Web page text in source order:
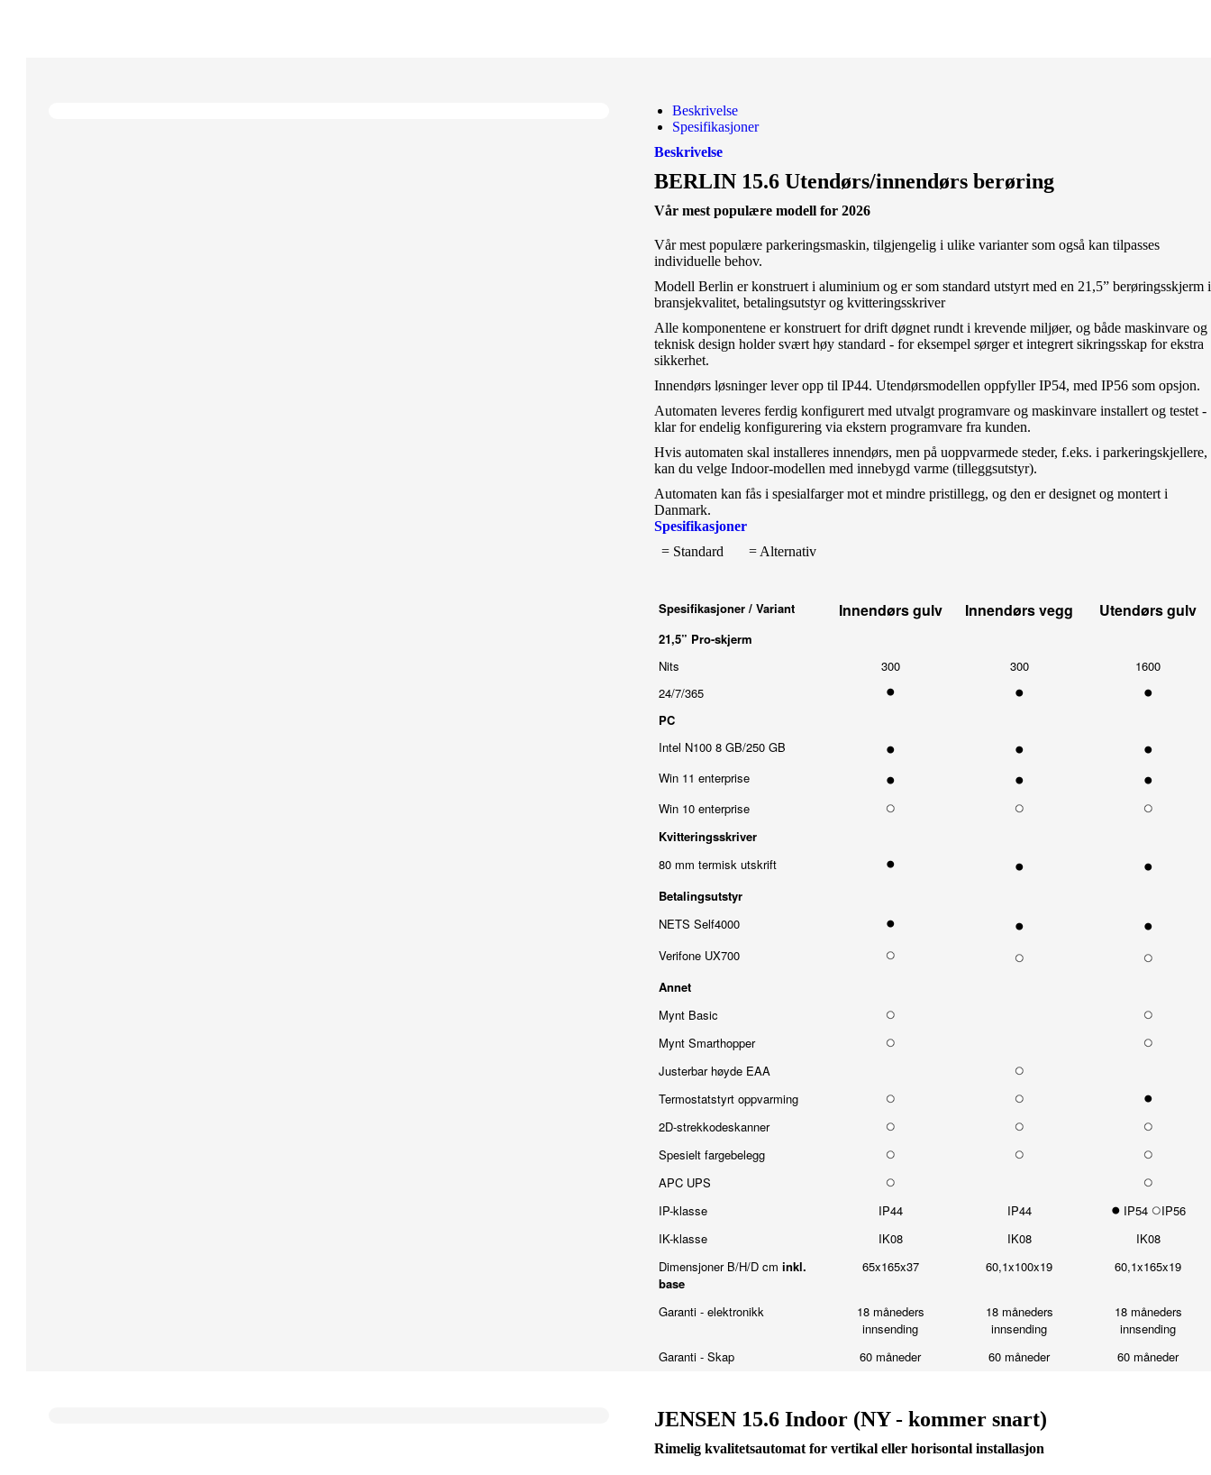
Beskrivelse
Spesifikasjoner
Beskrivelse
BERLIN 15.6 Utendørs/innendørs berøring
Vår mest populære modell for 2026
Vår mest populære parkeringsmaskin, tilgjengelig i ulike varianter som også kan tilpasses
individuelle behov.
Modell Berlin er konstruert i aluminium og er som standard utstyrt med en 21,5” berøringsskjerm i
bransjekvalitet, betalingsutstyr og kvitteringsskriver
Alle komponentene er konstruert for drift døgnet rundt i krevende miljøer, og både maskinvare og
teknisk design holder svært høy standard - for eksempel sørger et integrert sikringsskap for ekstra
sikkerhet.
Innendørs løsninger lever opp til IP44. Utendørsmodellen oppfyller IP54, med IP56 som opsjon.
Automaten leveres ferdig konfigurert med utvalgt programvare og maskinvare installert og testet -
klar for endelig konfigurering via ekstern programvare fra kunden.
Hvis automaten skal installeres innendørs, men på uoppvarmede steder, f.eks. i parkeringskjellere,
kan du velge Indoor-modellen med innebygd varme (tilleggsutstyr).
Automaten kan fås i spesialfarger mot et mindre pristillegg, og den er designet og montert i
Danmark.
Spesifikasjoner
= Standard
= Alternativ
Spesifikasjoner / Variant Innendørs gulv Innendørs vegg Utendørs gulv
21,5” Pro-skjerm
Nits
300 300
1600
24/7/365
PC
Intel N100 8 GB/250 GB
Win 11 enterprise
Win 10 enterprise
Kvitteringsskriver
80 mm termisk utskrift
Betalingsutstyr
NETS Self4000
Verifone UX700
Annet
Mynt Basic
Mynt Smarthopper
Justerbar høyde EAA
Termostatstyrt oppvarming
2D-strekkodeskanner
Spesielt fargebelegg
APC UPS
IP-klasse
IP44 IP44 IP54
IP56
IK-klasse
IK08 IK08
IK08
Dimensjoner B/H/D cm inkl.
base
65x165x37 60,1x100x19 60,1x165x19
Garanti - elektronikk
18 måneders
innsending
18 måneders
innsending
18 måneders
innsending
Garanti - Skap
60 måneder 60 måneder 60 måneder
JENSEN 15.6 Indoor (NY - kommer snart)
Rimelig kvalitetsautomat for vertikal eller horisontal installasjon